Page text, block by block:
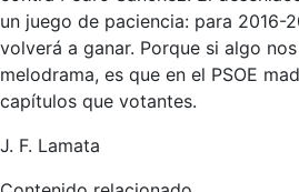
un juego de paciencia: para 2016-
volverá a ganar. Porque si algo
melodrama, es que en el PSOE
capítulos que votantes.
J. F. Lamata